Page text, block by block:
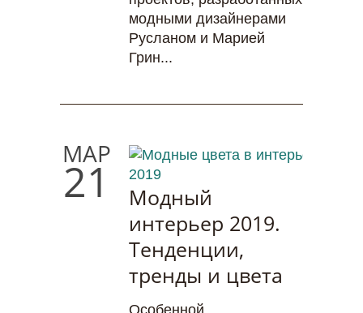
модными дизайнерами
Русланом и Марией
Грин...
МАР
21
Модный
интерьер 2019.
Тенденции,
тренды и цвета
Особенной